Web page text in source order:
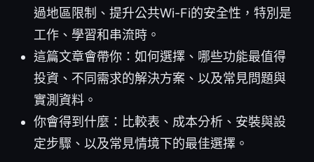
過地區限制、提升公共Wi-Fi的安全性，特別是
工作、學習和串流時。
這篇文章會帶你：如何選擇、哪些功能最值得
投資、不同需求的解決方案、以及常見問題與
實測資料。
你會得到什麼：比較表、成本分析、安裝與設
定步驟、以及常見情境下的最佳選擇。